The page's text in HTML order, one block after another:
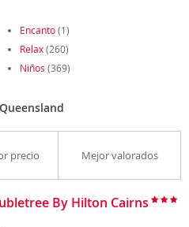
Encanto(1)
Relax(260)
Niños (369)
precio Mejor valorados
By Hilton Cairns